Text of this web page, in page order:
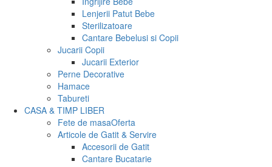
Lenjerii Patut Bebe
Sterilizatoare
Cantare Bebelusi si Copii
Jucarii Copii
Jucarii Exterior
Perne Decorative
Hamace
Tabureti
CASA & TIMP LIBER
Fete de masaOferta
Articole de Gatit & Servire
Accesorii de Gatit
Cantare Bucatarie